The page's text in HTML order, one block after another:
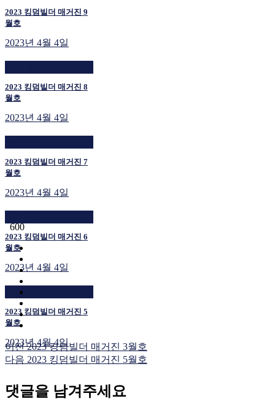
2023 킹덤빌더 매거진 9
월호
2023년 4월 4일
2023 킹덤빌더 매거진 8
월호
2023년 4월 4일
2023 킹덤빌더 매거진 7
월호
2023년 4월 4일
2023 킹덤빌더 매거진 6
월호
2023년 4월 4일
재생 중
2023 킹덤빌더 매거진 5
월호
2023년 4월 4일
600
이전2023 킹덤빌더 매거진 3월호
다음 2023 킹덤빌더 매거진 5월호
댓글을 남겨주세요